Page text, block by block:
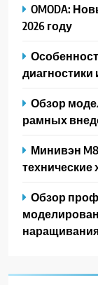
OMODA:
2026 году
Обзор
рамных
Минивэн
технические
Обзор